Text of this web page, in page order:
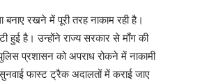
रखने में पूरी तरह नाकाम रही है।
है। उन्होंने राज्य सरकार से माँग की
प्रशासन को अपराध रोकने में नाकामी
फास्ट ट्रैक अदालतों में कराई जाए